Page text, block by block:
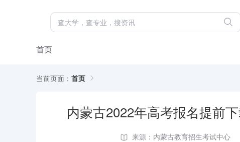
首页
当前页面： 首页
内蒙古2022年高考报名提前
来源：内蒙古教育招生考试中心